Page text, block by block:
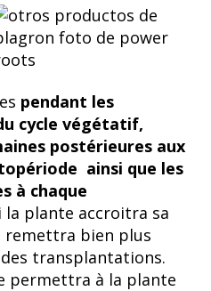
pendant les
cycle végétatif,
postérieures aux
ainsi que les
à chaque
la plante accroitra sa
remettra bien plus
transplantations.
permettra à la plante